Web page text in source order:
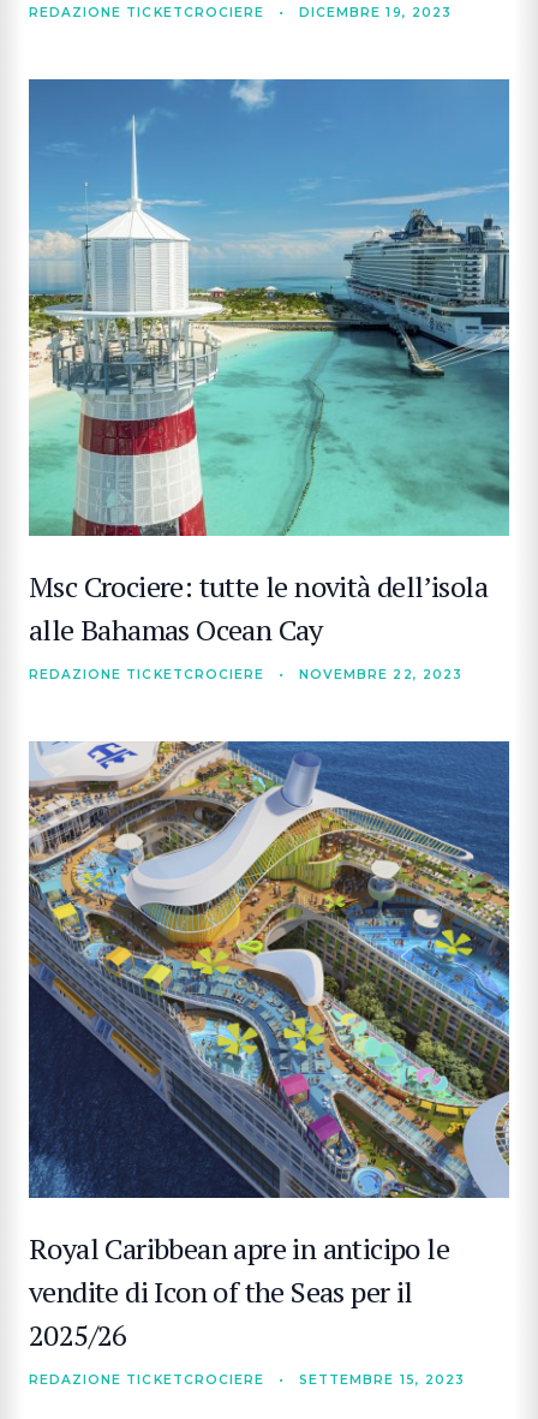
REDAZIONE TICKETCROCIERE • DICEMBRE 19, 2023
Msc Crociere: tutte le novità dell’isola
alle Bahamas Ocean Cay
REDAZIONE TICKETCROCIERE • NOVEMBRE 22, 2023
Royal Caribbean apre in anticipo le
vendite di Icon of the Seas per il
2025/26
REDAZIONE TICKETCROCIERE • SETTEMBRE 15, 2023